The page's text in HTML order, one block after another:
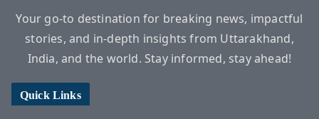
Your go-to destination for breaking news, impactful
stories, and in-depth insights from Uttarakhand,
India, and the world. Stay informed, stay ahead!
Quick Links